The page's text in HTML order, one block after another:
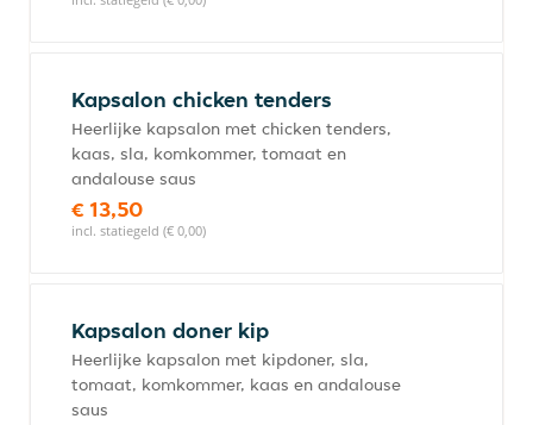
Kapsalon chicken tenders
Heerlijke kapsalon met chicken tenders,
kaas, sla, komkommer, tomaat en
andalouse saus
€ 13,50
incl. statiegeld (€ 0,00)
Kapsalon doner kip
Heerlijke kapsalon met kipdoner, sla,
tomaat, komkommer, kaas en andalouse
saus